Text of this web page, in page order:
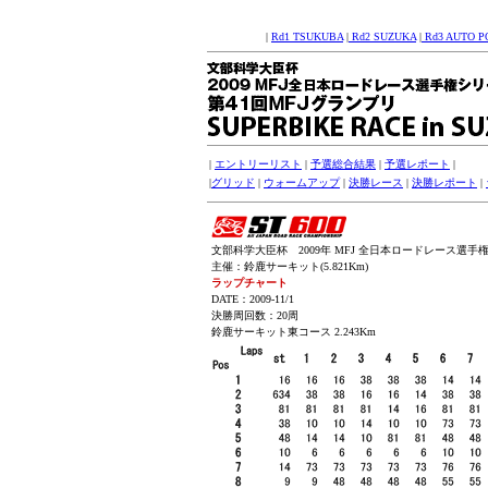
| Rd1 TSUKUBA | Rd2 SUZUKA | Rd3 AUTO
| エントリーリスト | 予選総合結果 | 予選レポート |
|グリッド | ウォームアップ| 決勝レース | 決勝レポート |
文部科学大臣杯 2009年 MFJ 全日本ロードレース選手
主催：鈴鹿サーキット(5.821Km)
ラップチャート
DATE：2009-11/1
決勝周回数：20周
鈴鹿サーキット東コース 2.243Km